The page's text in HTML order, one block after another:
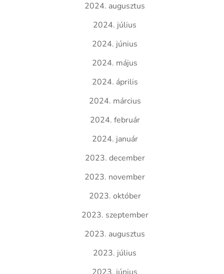
2024. augusztus
2024. július
2024. június
2024. május
2024. április
2024. március
2024. február
2024. január
2023. december
2023. november
2023. október
2023. szeptember
2023. augusztus
2023. július